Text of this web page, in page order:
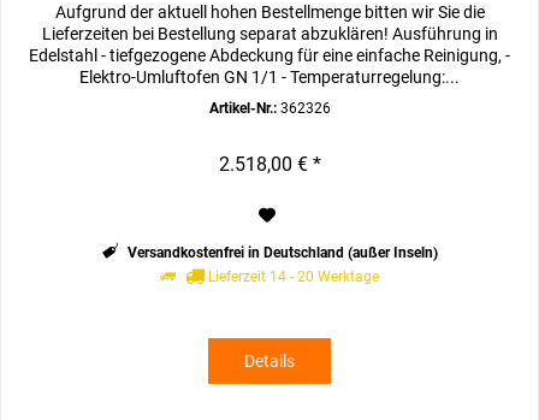
Aufgrund der aktuell hohen Bestellmenge bitten wir Sie die
Lieferzeiten bei Bestellung separat abzuklären! Ausführung in
Edelstahl - tiefgezogene Abdeckung für eine einfache Reinigung, -
Elektro-Umluftofen GN 1/1 - Temperaturregelung:...
Artikel-Nr.:362326
2.518,00 € *
Versandkostenfrei in Deutschland (außer Inseln)
Lieferzeit 14 - 20 Werktage
Details